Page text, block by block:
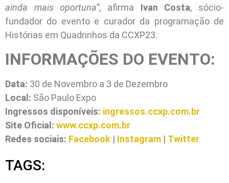
ainda mais oportuna”, afirma Ivan Costa, sócio-
fundador do evento e curador da programação de
Histórias em Quadrinhos da CCXP23.
INFORMAÇÕES DO EVENTO:
Data: 30 de Novembro a 3 de Dezembro
Local: São Paulo Expo
Ingressos disponíveis: ingressos.ccxp.com.br
Site Oficial: www.ccxp.com.br
Redes sociais: Facebook | Instagram | Twitter
TAGS: